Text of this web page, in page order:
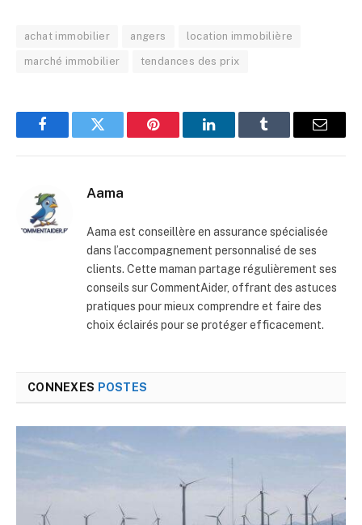
achat immobilier angers location immobilière
marché immobilier tendances des prix
FacebookTwitter Pinterest LinkedInTumblr
E-
Aama
Aama est conseillère en assurance spécialisée
dans l’accompagnement personnalisé de ses
clients. Cette maman partage régulièrement ses
conseils sur CommentAider, offrant des astuces
pratiques pour mieux comprendre et faire des
choix éclairés pour se protéger efficacement.
CONNEXES POSTES